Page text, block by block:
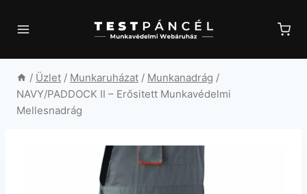
/ Üzlet / Munkaruházat / Munkanadrág /
NAVY/PADDOCK II – Erősitett Munkavédelmi
Mellesnadrág